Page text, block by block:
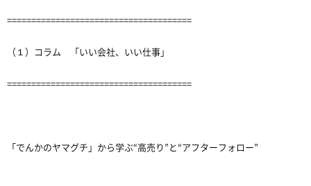
======================================
（１）コラム 「いい会社、いい仕事」
======================================
「でんかのヤマグチ」から学ぶ“高売り”と“アフターフォロー”